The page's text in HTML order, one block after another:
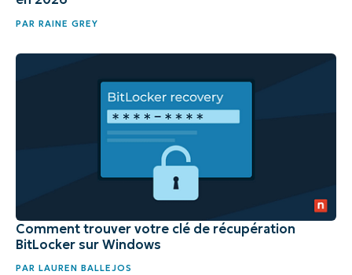
PAR RAINE GREY
Comment trouver votre clé de récupération
BitLocker sur Windows
PAR LAUREN BALLEJOS